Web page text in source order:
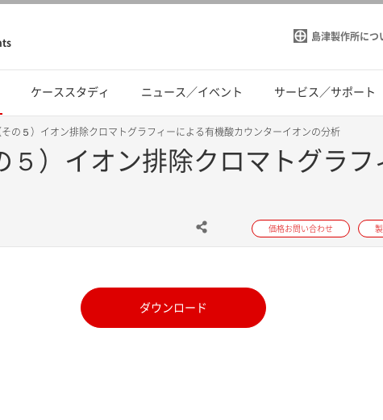
島津製作所につ
ケーススタディ ニュース／イベント サービス／サポート
の５）イオン排除クロマトグラフィーによる有機酸カウンターイオンの分析
５）イオン排除クロマトグラ
価格お問い合わせ
ダウンロード